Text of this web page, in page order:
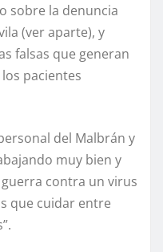
sobre la denuncia
(ver aparte), y
falsas que generan
pacientes
del Malbrán y
muy bien y
contra un virus
que cuidar entre